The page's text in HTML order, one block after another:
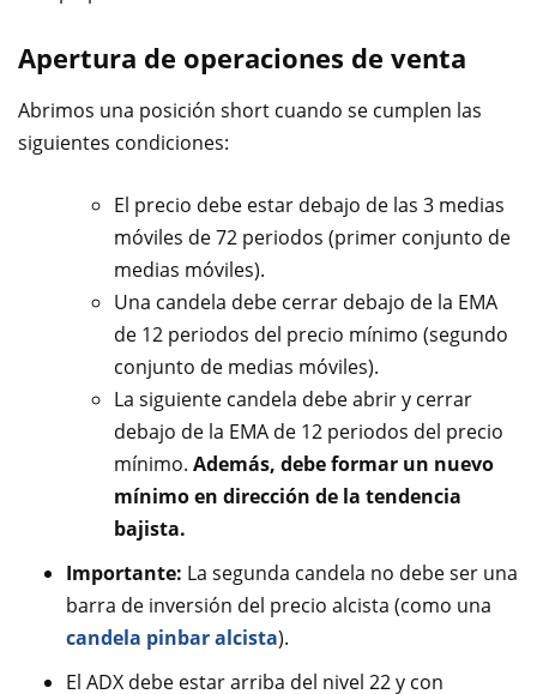
Apertura de operaciones de venta
Abrimos una posición short cuando se cumplen las
siguientes condiciones:
El precio debe estar debajo de las 3 medias
móviles de 72 periodos (primer conjunto de
medias móviles).
Una candela debe cerrar debajo de la EMA
de 12 periodos del precio mínimo (segundo
conjunto de medias móviles).
La siguiente candela debe abrir y cerrar
debajo de la EMA de 12 periodos del precio
mínimo. Además, debe formar un nuevo
mínimo en dirección de la tendencia
bajista.
Importante: La segunda candela no debe ser una
barra de inversión del precio alcista (como una
candela pinbar alcista).
El ADX debe estar arriba del nivel 22 y con